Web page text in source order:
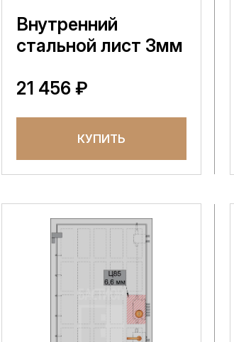
Внутренний
стальной лист 3мм
21 456 ₽
КУПИТЬ